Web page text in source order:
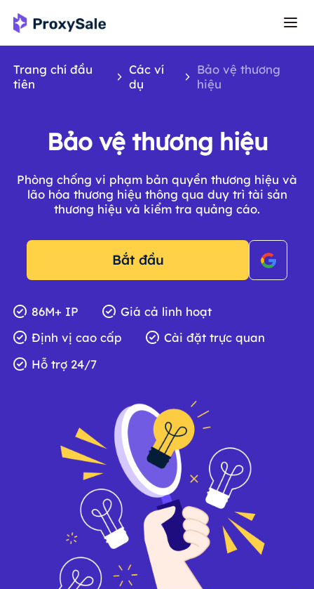
Trang chí đầu
tiên
Các ví
dụ
Bảo vệ thương
hiệu
Bảo vệ thương hiệu
Phòng chống vi phạm bản quyền thương hiệu và
lão hóa thương hiệu thông qua duy trì tài sản
thương hiệu và kiểm tra quảng cáo.
Bắt đầu
86M+ IP
Giá cả linh hoạt
Định vị cao cấp
Cài đặt trực quan
Hỗ trợ 24/7